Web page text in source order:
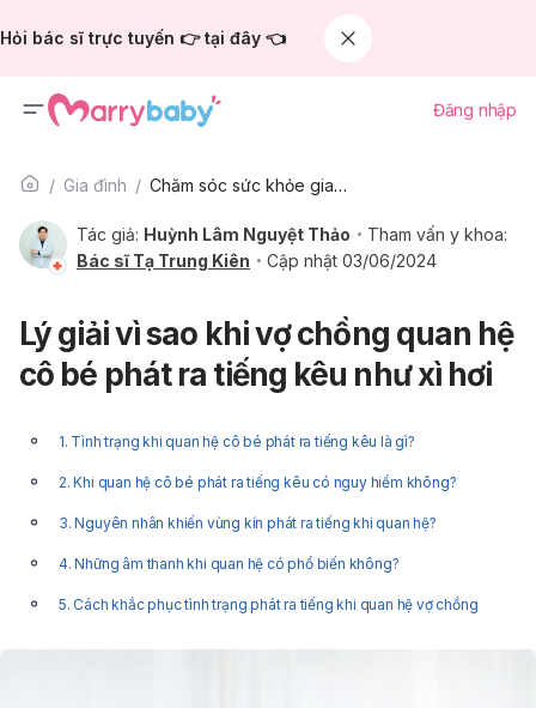
Hỏi bác sĩ trực tuyến 👉 tại đây 👈
Đăng nhập
Gia đình Chăm sóc sức khỏe gia đình
Tác giả: Huỳnh Lâm Nguyệt Thảo
Tham vấn y khoa:
Bác sĩ Tạ Trung Kiên
Cập nhật 03/06/2024
Lý giải vì sao khi vợ chồng quan hệ
cô bé phát ra tiếng kêu như xì hơi
1. Tình trạng khi quan hệ cô bé phát ra tiếng kêu là gì?
2. Khi quan hệ cô bé phát ra tiếng kêu có nguy hiểm không?
3. Nguyên nhân khiến vùng kín phát ra tiếng khi quan hệ?
4. Những âm thanh khi quan hệ có phổ biến không?
5. Cách khắc phục tình trạng phát ra tiếng khi quan hệ vợ chồng